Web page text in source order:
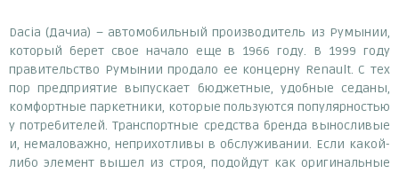
Dacia (Дачиа) – автомобильный производитель из Румынии,
который берет свое начало еще в 1966 году. В 1999 году
правительство Румынии продало ее концерну Renault. С тех
пор предприятие выпускает бюджетные, удобные седаны,
комфортные паркетники, которые пользуются популярностью
у потребителей. Транспортные средства бренда выносливые
и, немаловажно, неприхотливы в обслуживании. Если какой-
либо элемент вышел из строя, подойдут как оригинальные